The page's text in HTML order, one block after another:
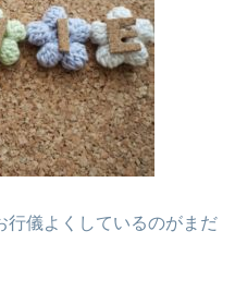
行儀よくしているのがまだ